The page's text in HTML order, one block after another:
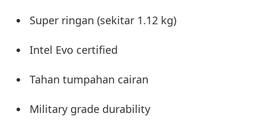
Super ringan (sekitar 1.12 kg)
Intel Evo certified
Tahan tumpahan cairan
Military grade durability